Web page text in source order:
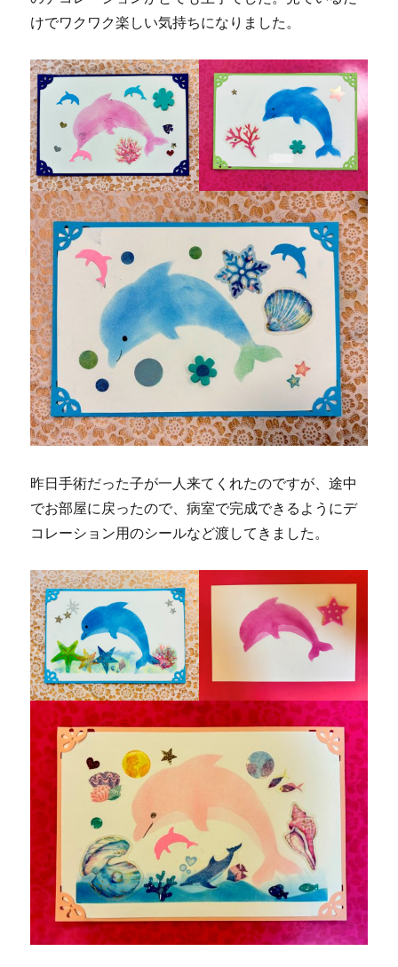
けでワクワク楽しい気持ちになりました。
昨日手術だった子が一人来てくれたのですが、途中
でお部屋に戻ったので、病室で完成できるようにデ
コレーション用のシールなど渡してきました。